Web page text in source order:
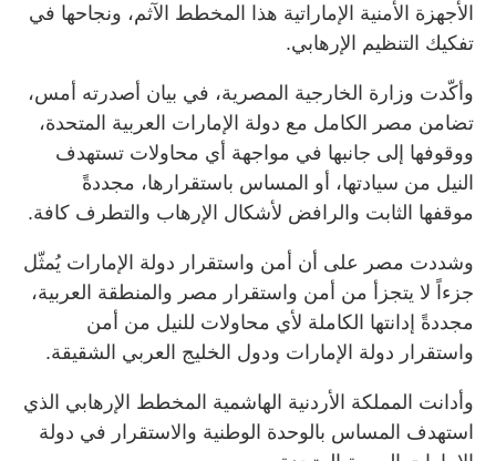
الأجهزة الأمنية الإماراتية هذا المخطط الآثم، ونجاحها في
تفكيك التنظيم الإرهابي.
وأكّدت وزارة الخارجية المصرية، في بيان أصدرته أمس،
تضامن مصر الكامل مع دولة الإمارات العربية المتحدة،
ووقوفها إلى جانبها في مواجهة أي محاولات تستهدف
النيل من سيادتها، أو المساس باستقرارها، مجددةً
موقفها الثابت والرافض لأشكال الإرهاب والتطرف كافة.
وشددت مصر على أن أمن واستقرار دولة الإمارات يُمثّل
جزءاً لا يتجزأ من أمن واستقرار مصر والمنطقة العربية،
مجددةً إدانتها الكاملة لأي محاولات للنيل من أمن
واستقرار دولة الإمارات ودول الخليج العربي الشقيقة.
وأدانت المملكة الأردنية الهاشمية المخطط الإرهابي الذي
استهدف المساس بالوحدة الوطنية والاستقرار في دولة